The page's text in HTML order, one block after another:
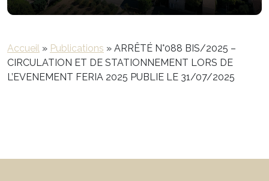
Accueil » Publications » ARRÊTÉ N°088 BIS/2025 –
CIRCULATION ET DE STATIONNEMENT LORS DE
L’EVENEMENT FERIA 2025 PUBLIE LE 31/07/2025